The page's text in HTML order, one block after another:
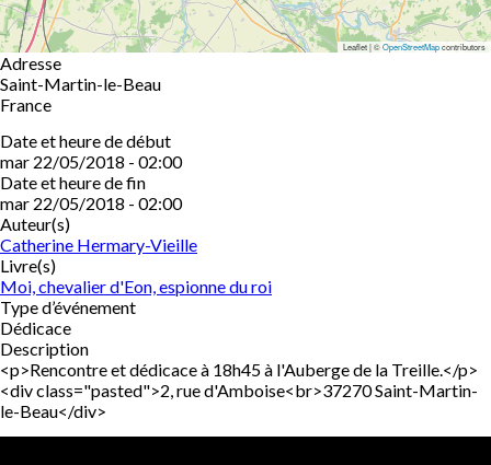
Leaflet | ©OpenStreetMapcontributors
Adresse
Saint-Martin-le-Beau
France
Date et heure de début
mar 22/05/2018 - 02:00
Date et heure de fin
mar 22/05/2018 - 02:00
Auteur(s)
Catherine Hermary-Vieille
Livre(s)
Moi, chevalier d'Eon, espionne du roi
Type d’événement
Dédicace
Description
<p>Rencontre et dédicace à 18h45 à l'Auberge de la Treille.</p>
<div class="pasted">2, rue d'Amboise<br>37270 Saint-Martin-
le-Beau</div>